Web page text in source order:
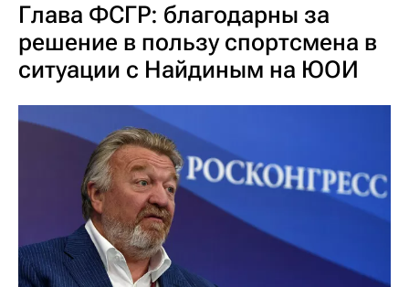
Глава ФСГР: благодарны за
решение в пользу спортсмена в
ситуации с Найдиным на ЮОИ